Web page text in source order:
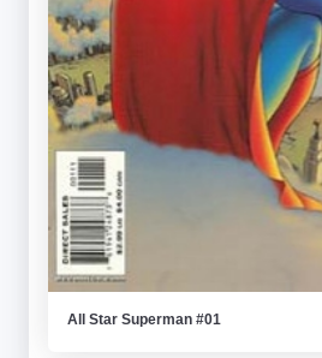
All Star Superman #01